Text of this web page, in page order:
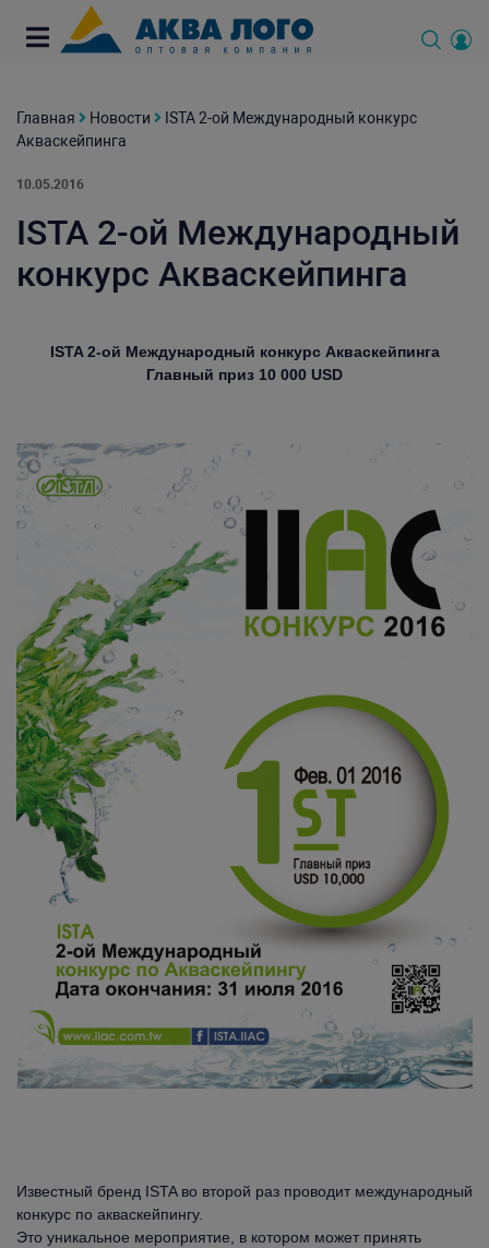
Главная Новости
ISTA 2-ой Международный конкурс
Акваскейпинга
10.05.2016
ISTA 2-ой Международный
конкурс Акваскейпинга
ISTA2-ой Международный конкурс Акваскейпинга
Главный приз 10 000 USD
Известный бренд ISTA во второй раз проводит международный
конкурс по акваскейпингу.
Это уникальное мероприятие, в котором может принять